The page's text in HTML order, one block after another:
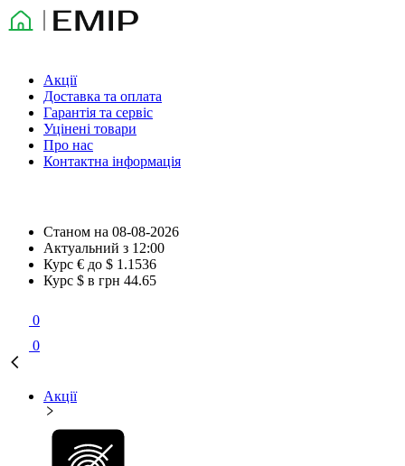
Акції
Доставка та оплата
Гарантія та сервіс
Уцінені товари
Про нас
Контактна інформація
Станом на 08-08-2026
Актуальний з 12:00
Курс € до $ 1.1536
Курс $ в грн 44.65
0
0
Акції